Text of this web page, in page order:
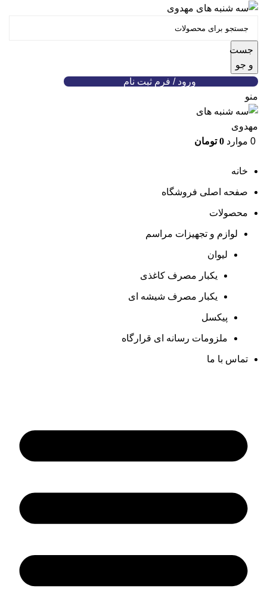
جست
و جو
ورود / فرم ثبت نام
منو
0 موارد 0 تومان
خانه
صفحه اصلی فروشگاه
محصولات
لوازم و تجهیزات مراسم
لیوان
یکبار مصرف کاغذی
یکبار مصرف شیشه ای
پیکسل
ملزومات رسانه ای قرارگاه
تماس با ما